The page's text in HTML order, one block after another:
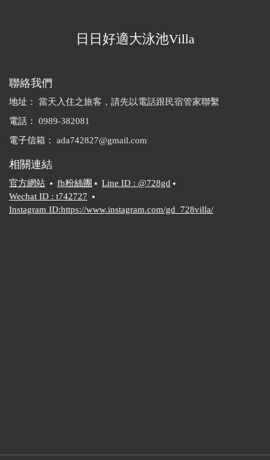
的小吃和簡單的兒童遊戲攤
日日好適大泳池Villa
聯絡我們
地址：
當天入住之旅客，請先以電話跟民宿管家聯繫
電話：
0989-382081
電子信箱：
ada742827@gmail.com
相關連結
官方網站 fb粉絲團
Line ID : @728gd
Wechat ID : t742727
Instagram ID:https://www.instagram.com/gd_728villa/